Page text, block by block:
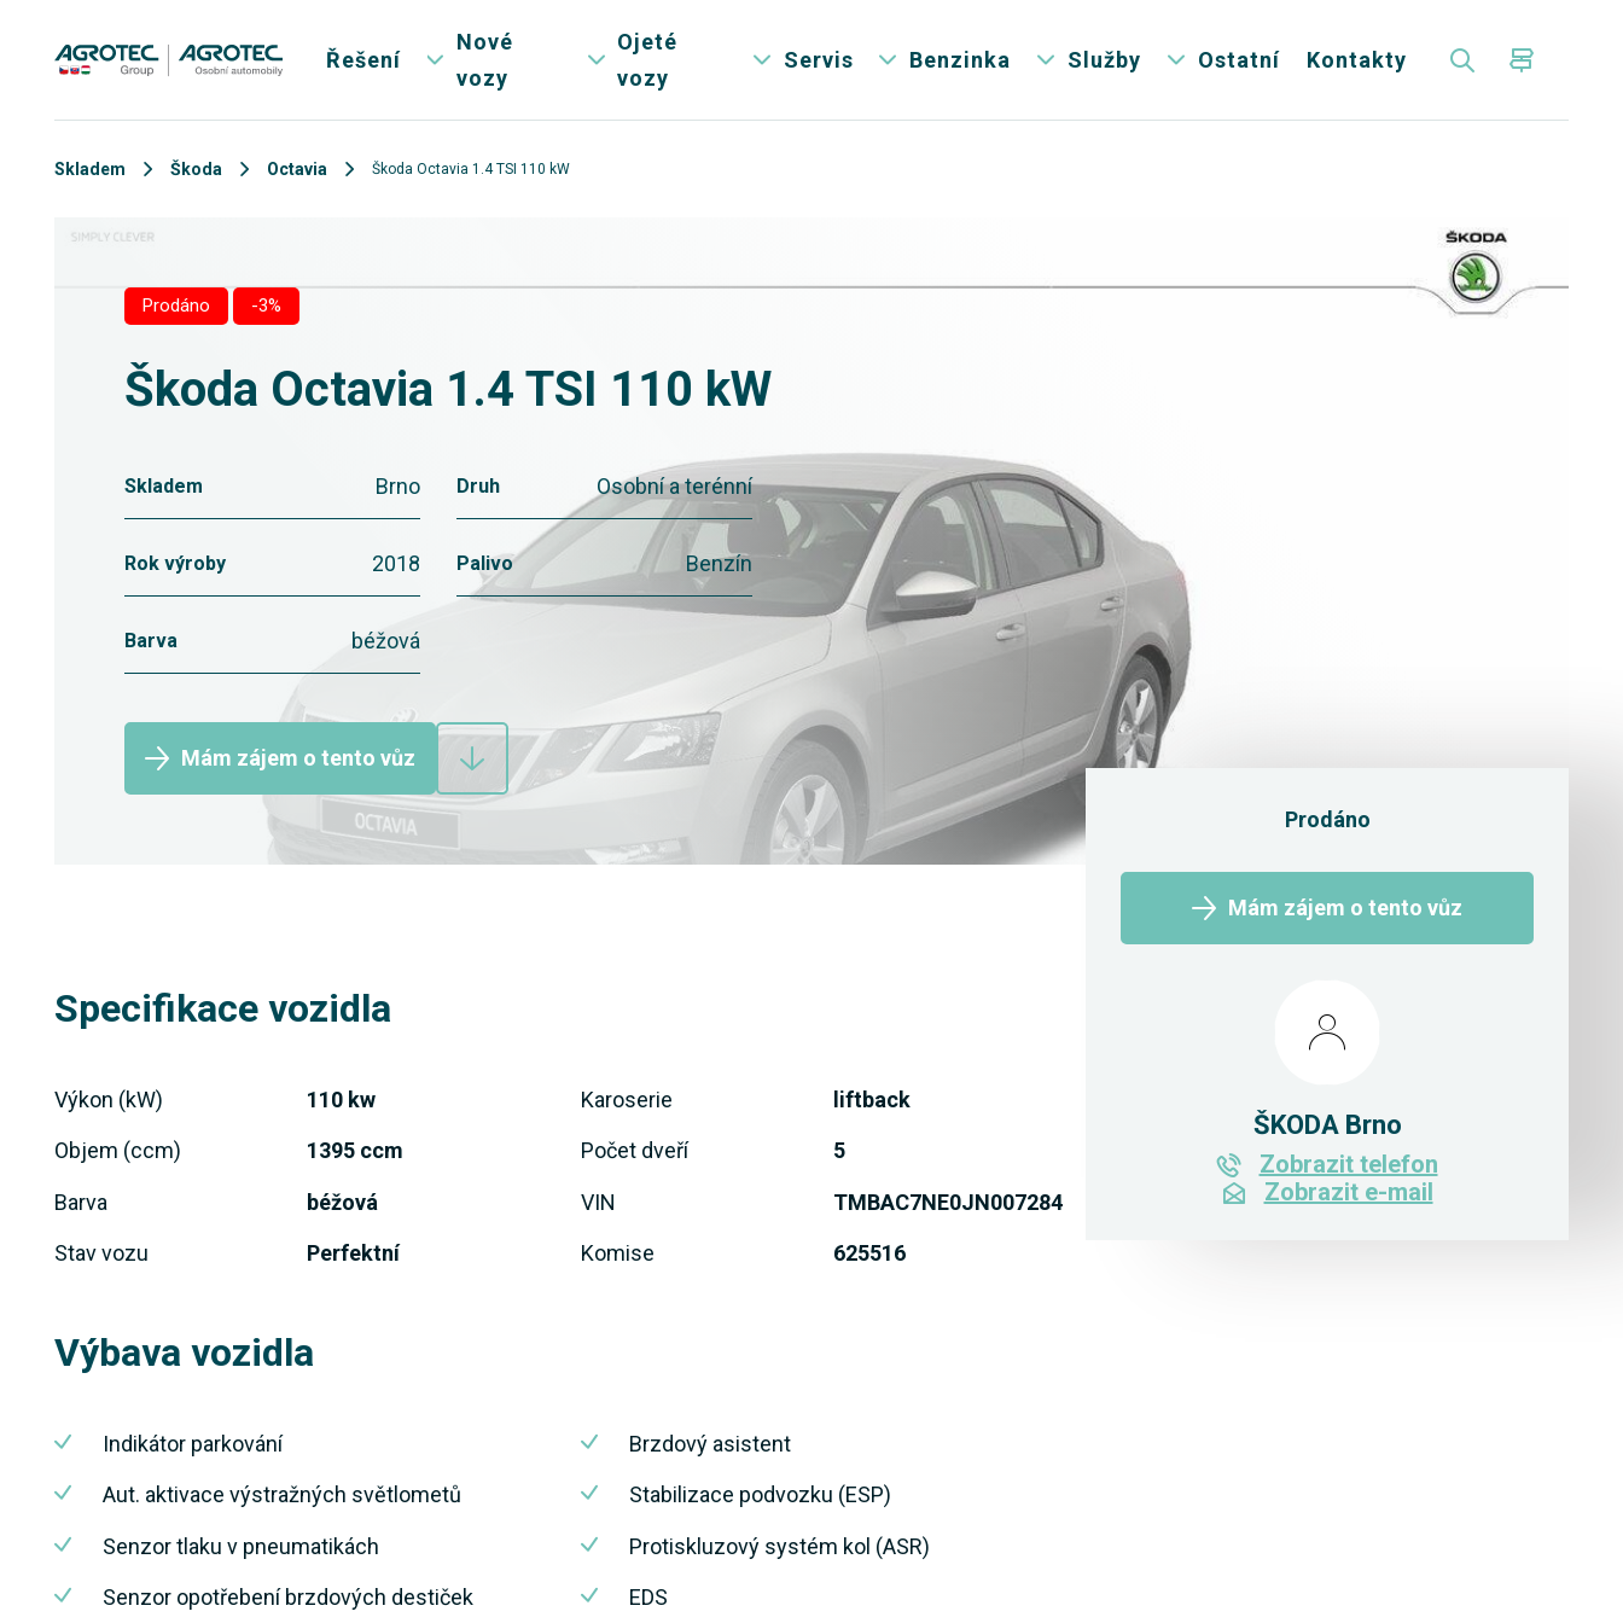
Řešení
Nové
vozy
Ojeté
vozy
Servis Benzinka Služby Ostatní Kontakty
Skladem Škoda Octavia Škoda Octavia 1.4 TSI 110 kW
Prodáno -3%
Škoda Octavia 1.4 TSI 110 kW
Skladem Brno Druh Osobní a terénní
Rok výroby 2018 Palivo Benzín
Barva béžová
Mám zájem o tento vůz
Specifikace vozidla
Výkon (kW) 110 kw
Objem (ccm) 1395 ccm
Barva béžová
Stav vozu Perfektní
Karoserie liftback
Počet dveří 5
VIN TMBAC7NE0JN007284
Komise 625516
Výbava vozidla
Indikátor parkování
Aut. aktivace výstražných světlometů
Senzor tlaku v pneumatikách
Senzor opotřebení brzdových destiček
Brzdový asistent
Stabilizace podvozku (ESP)
Protiskluzový systém kol (ASR)
EDS
Prodáno
Mám zájem o tento vůz
ŠKODA Brno
Zobrazit telefon
Zobrazit e-mail